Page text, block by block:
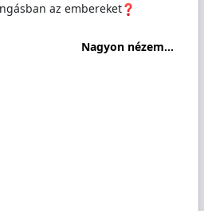
az embereket
Nagyon nézem...